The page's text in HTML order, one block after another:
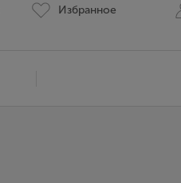
Избранное